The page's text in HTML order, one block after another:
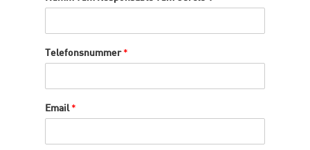
Telefonsnummer *
Email *